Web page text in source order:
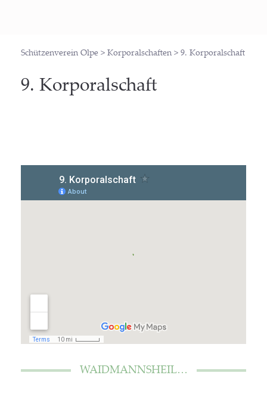
Schützenverein Olpe > Korporalschaften > 9. Korporalschaft
9. Kor­po­ral­schaft
WAID­MANNS­HEIL…